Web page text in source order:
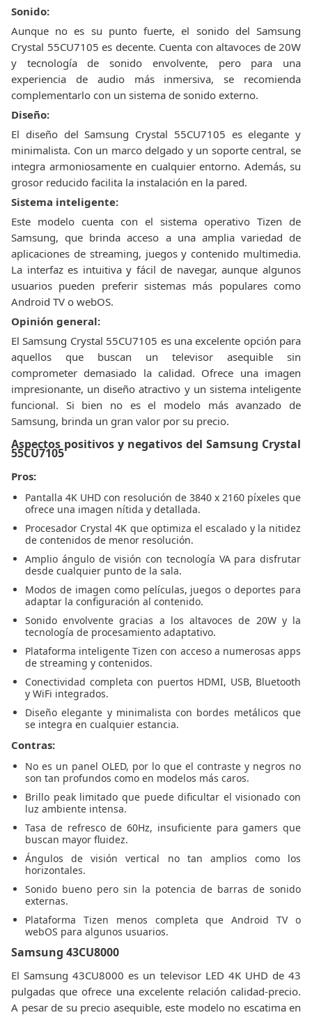
Sonido:
Aunque no es su punto fuerte, el sonido del Samsung
Crystal 55CU7105 es decente. Cuenta con altavoces de 20W
y tecnología de sonido envolvente, pero para una
experiencia de audio más inmersiva, se recomienda
complementarlo con un sistema de sonido externo.
Diseño:
El diseño del Samsung Crystal 55CU7105 es elegante y
minimalista. Con un marco delgado y un soporte central, se
integra armoniosamente en cualquier entorno. Además, su
grosor reducido facilita la instalación en la pared.
Sistema inteligente:
Este modelo cuenta con el sistema operativo Tizen de
Samsung, que brinda acceso a una amplia variedad de
aplicaciones de streaming, juegos y contenido multimedia.
La interfaz es intuitiva y fácil de navegar, aunque algunos
usuarios pueden preferir sistemas más populares como
Android TV o webOS.
Opinión general:
El Samsung Crystal 55CU7105 es una excelente opción para
aquellos que buscan un televisor asequible sin
comprometer demasiado la calidad. Ofrece una imagen
impresionante, un diseño atractivo y un sistema inteligente
funcional. Si bien no es el modelo más avanzado de
Samsung, brinda un gran valor por su precio.
Aspectos positivos y negativos del Samsung Crystal
55CU7105
Pros:
Pantalla 4K UHD con resolución de 3840 x 2160 píxeles que
ofrece una imagen nítida y detallada.
Procesador Crystal 4K que optimiza el escalado y la nitidez
de contenidos de menor resolución.
Amplio ángulo de visión con tecnología VA para disfrutar
desde cualquier punto de la sala.
Modos de imagen como películas, juegos o deportes para
adaptar la configuración al contenido.
Sonido envolvente gracias a los altavoces de 20W y la
tecnología de procesamiento adaptativo.
Plataforma inteligente Tizen con acceso a numerosas apps
de streaming y contenidos.
Conectividad completa con puertos HDMI, USB, Bluetooth
y WiFi integrados.
Diseño elegante y minimalista con bordes metálicos que
se integra en cualquier estancia.
Contras:
No es un panel OLED, por lo que el contraste y negros no
son tan profundos como en modelos más caros.
Brillo peak limitado que puede dificultar el visionado con
luz ambiente intensa.
Tasa de refresco de 60Hz, insuficiente para gamers que
buscan mayor fluidez.
Ángulos de visión vertical no tan amplios como los
horizontales.
Sonido bueno pero sin la potencia de barras de sonido
externas.
Plataforma Tizen menos completa que Android TV o
webOS para algunos usuarios.
Samsung 43CU8000
El Samsung 43CU8000 es un televisor LED 4K UHD de 43
pulgadas que ofrece una excelente relación calidad-precio.
A pesar de su precio asequible, este modelo no escatima en